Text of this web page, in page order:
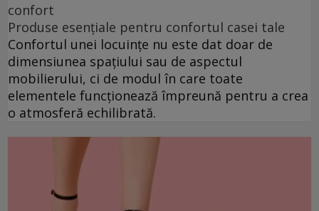
confort
Produse esențiale pentru confortul casei tale
Confortul unei locuințe nu este dat doar de
dimensiunea spațiului sau de aspectul
mobilierului, ci de modul în care toate
elementele funcționează împreună pentru a crea
o atmosferă echilibrată.